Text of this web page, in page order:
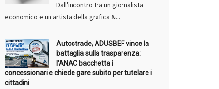
Dall'incontro tra un giornalista
economico e un artista della grafica &...
Autostrade, ADUSBEF vince la
battaglia sulla trasparenza:
l’ANAC bacchetta i
concessionari e chiede gare subito per tutelare i
cittadini